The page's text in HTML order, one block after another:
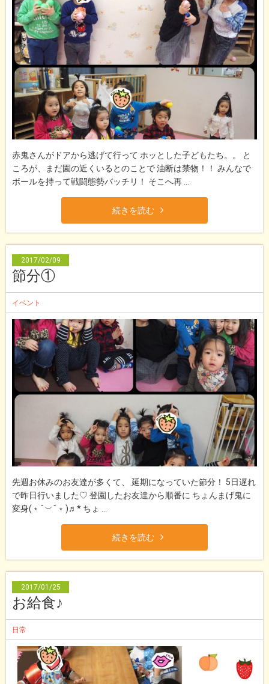
赤鬼さんがドアから逃げて行って ホッとした子どもたち。。 と
ころが、まだ園の近くいるとのことで 油断は禁物！！ みんなで
ボールを持って戦闘態勢バッチリ！ そこへ再 ...
続きを読む
2017/02/09
節分①
イベント
先週お休みのお友達が多くて、 延期になっていた節分！ 5日遅れ
で昨日行いました♡ 登園したお友達から順番に ちょんまげ鬼に
変身(﹡ˆ︶ˆ﹡)♬* ちょ ...
続きを読む
2017/01/25
お給食♪
日常